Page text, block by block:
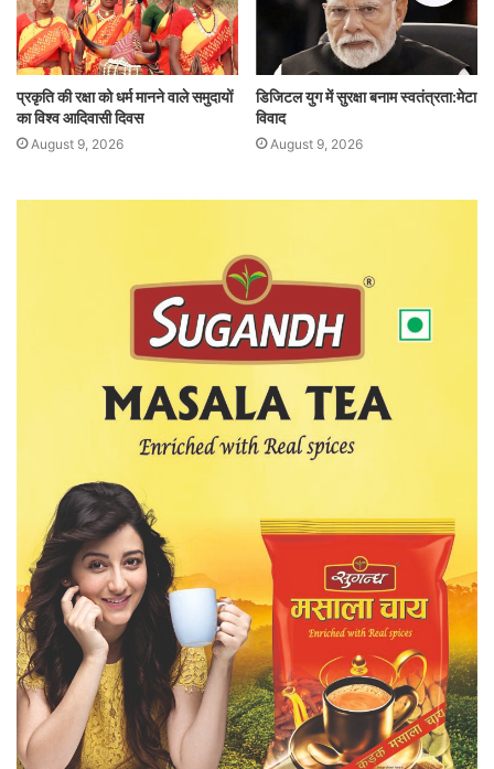
प्रकृति की रक्षा को धर्म मानने वाले समुदायों
का विश्व आदिवासी दिवस
August 9, 2026
डिजिटल युग में सुरक्षा बनाम स्वतंत्रता:मेटा
विवाद
August 9, 2026